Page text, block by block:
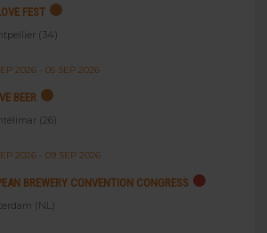
FEST
(34)
2026- 05 SEP 2026
BEER
(26)
2026- 09 SEP 2026
BREWERY CONVENTION CONGRESS
(NL)